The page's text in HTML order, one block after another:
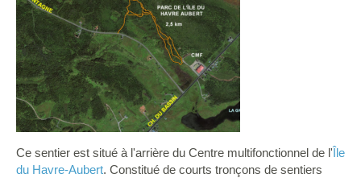
Ce sentier est situé à l'arrière du Centre multifonctionnel de l'Île
du Havre-Aubert. Constitué de courts tronçons de sentiers